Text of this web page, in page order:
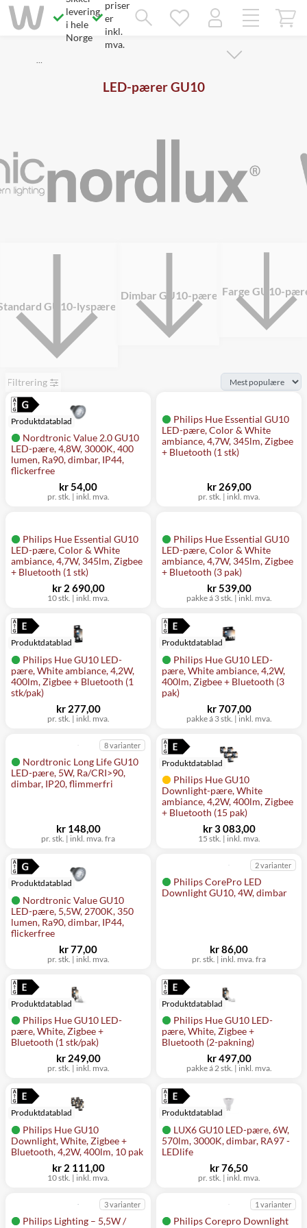
levering
i hele
Norge
priser
er
inkl.
mva.
…
LED-pærer GU10
GU10-lyspære
Dimbar GU10-pære Farge GU10-
Filtrering
Nordtronic Value 2.0 GU10
LED-pære, 4,8W, 3000K, 400
lumen, Ra90, dimbar, IP44,
flickerfree
Produktdatablad
pr. stk. | inkl. mva.
kr 54,00
Philips Hue Essential GU10
LED-pære, Color & White
ambiance, 4,7W, 345lm, Zigbee
+ Bluetooth (1 stk)
pr. stk. | inkl. mva.
kr 269,00
Philips Hue Essential GU10
LED-pære, Color & White
ambiance, 4,7W, 345lm, Zigbee
+ Bluetooth (1 stk)
10 stk. | inkl. mva.
kr 2 690,00
Philips Hue Essential GU10
LED-pære, Color & White
ambiance, 4,7W, 345lm, Zigbee
+ Bluetooth (3 pak)
pakke á 3 stk. | inkl. mva.
kr 539,00
Philips Hue GU10 LED-
pære, White ambiance, 4,2W,
400lm, Zigbee + Bluetooth (1
stk/pak)
Produktdatablad
pr. stk. | inkl. mva.
kr 277,00
Philips Hue GU10 LED-
pære, White ambiance, 4,2W,
400lm, Zigbee + Bluetooth (3
pak)
Produktdatablad
pakke á 3 stk. | inkl. mva.
kr 707,00
Nordtronic Long Life GU10
LED-pære, 5W, Ra/CRI>90,
dimbar, IP20, flimmerfri
8 varianter
pr. stk. | inkl. mva. fra
kr 148,00
Philips Hue GU10
Downlight-pære, White
ambiance, 4,2W, 400lm, Zigbee
+ Bluetooth (15 pak)
Produktdatablad
15 stk. | inkl. mva.
kr 3 083,00
Nordtronic Value GU10
LED-pære, 5,5W, 2700K, 350
lumen, Ra90, dimbar, IP44,
flickerfree
Produktdatablad
pr. stk. | inkl. mva.
kr 77,00
Philips CorePro LED
Downlight GU10, 4W, dimbar
2 varianter
pr. stk. | inkl. mva. fra
kr 86,00
Philips Hue GU10 LED-
pære, White, Zigbee +
Bluetooth (1 stk/pak)
Produktdatablad
pr. stk. | inkl. mva.
kr 249,00
Philips Hue GU10 LED-
pære, White, Zigbee +
Bluetooth (2-pakning)
Produktdatablad
pakke á 2 stk. | inkl. mva.
kr 497,00
Philips Hue GU10
Downlight, White, Zigbee +
Bluetooth, 4,2W, 400lm, 10 pak
Produktdatablad
10 stk. | inkl. mva.
kr 2 111,00
LUX6 GU10 LED-pære, 6W,
570lm, 3000K, dimbar, RA97 -
LEDlife
Produktdatablad
pr. stk. | inkl. mva.
kr 76,50
Philips Lighting – 5,5W /
3 varianter
Philips Corepro Downlight
1 varianter
Savner du chatten?
Rett samtykke!